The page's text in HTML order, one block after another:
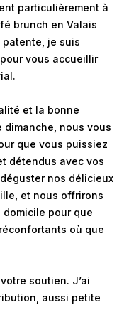
particulièrement à
brunch en Valais
patente, je suis
vous accueillir
et la bonne
dimanche, nous vous
que vous puissiez
détendus avec vos
nos délicieux
et nous offrirons
pour que
où que
soutien. J’ai
aussi petite